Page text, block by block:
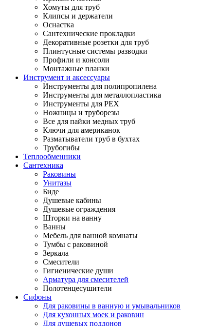
Хомуты для труб
Клипсы и держатели
Оснастка
Сантехнические прокладки
Декоративные розетки для труб
Плинтусные системы разводки
Профили и консоли
Монтажные планки
Инструмент и аксессуары
Инструменты для полипропилена
Инструменты для металлопластика
Инструменты для PEX
Ножницы и труборезы
Все для пайки медных труб
Ключи для американок
Разматыватели труб в бухтах
Трубогибы
Теплообменники
Сантехника
Раковины
Унитазы
Биде
Душевые кабины
Душевые ограждения
Шторки на ванну
Ванны
Мебель для ванной комнаты
Тумбы с раковиной
Зеркала
Смесители
Гигиенические души
Арматура для смесителей
Полотенцесушители
Сифоны
Для раковины в ванную и умывальников
Для кухонных моек и раковин
Для душевых поддонов